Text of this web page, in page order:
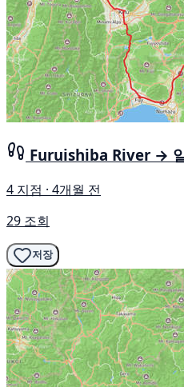
Furuishiba River →
4 지점 · 4개월 전
29 조회
저장